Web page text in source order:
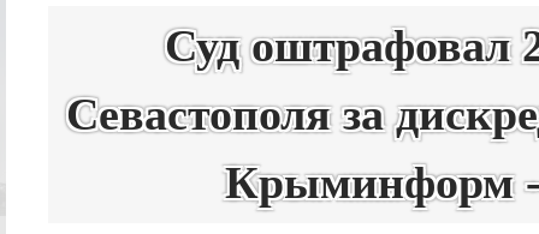
Суд оштрафовал
Севастополя за
Крыминформ